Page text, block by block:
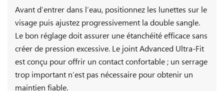
Avant d’entrer dans l’eau, positionnez les lunettes sur le
visage puis ajustez progressivement la double sangle.
Le bon réglage doit assurer une étanchéité efficace sans
créer de pression excessive. Le joint Advanced Ultra-Fit
est conçu pour offrir un contact confortable ; un serrage
trop important n’est pas nécessaire pour obtenir un
maintien fiable.